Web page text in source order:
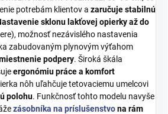
potrebám klientov a zaručuje stabilnú
sklonu lakťovej opierky až do
možnosť nezávislého nastavenia
zabudovaným plynovým výťahom
podpery. Široká škála
ergonómiu práce a komfort
nôh uľahčuje tetovaciemu umelcovi
polohu. Funkčnosť tohto modelu navyše
zásobníka na príslušenstvona rám